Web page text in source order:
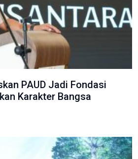
PAUD Jadi Fondasi
Karakter Bangsa